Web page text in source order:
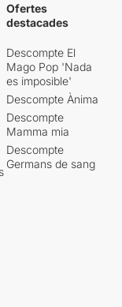
Ofertes
destacades
Descompte El
Mago Pop 'Nada
es imposible'
Descompte Ànima
Descompte
Mamma mia
Descompte
Germans de sang